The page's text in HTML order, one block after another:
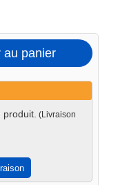
au panier
(Livraison